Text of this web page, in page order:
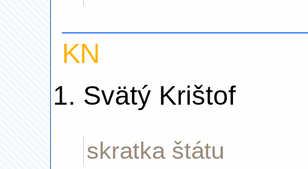
KN
Svätý Krištof
skratka štátu